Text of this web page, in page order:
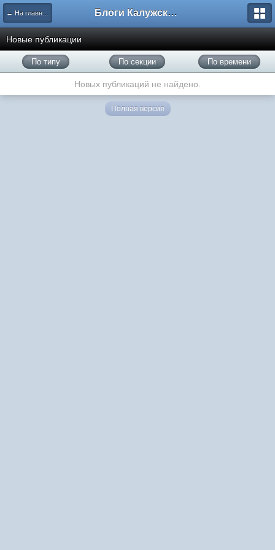
← На главную Блоги Калужского перекрестка
Новые публикации
По типу По секции По времени
Новых публикаций не найдено.
Полная версия